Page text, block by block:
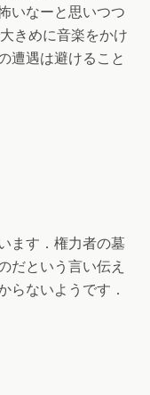
いなーと思いつつ
きめに音楽をかけ
遭遇は避けること
ます．権力者の墓
だという言い伝え
らないようです．